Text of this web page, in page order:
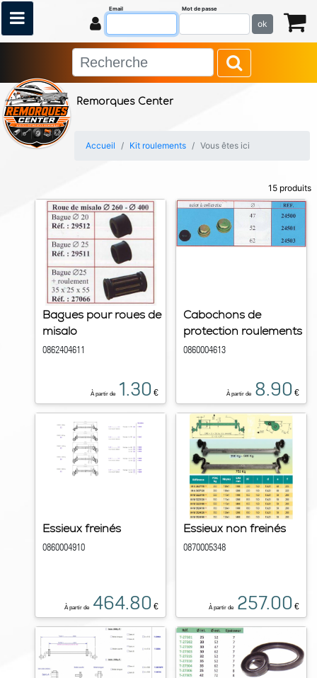
Remorques Center
Email Mot de passe
ok
Accueil Kit roulements Vous êtes ici
15 produits
Bagues pour roues de
misalo
0862404611
À partir de 1.30 €
Cabochons de
protection roulements
0860004613
À partir de 8.90 €
Essieux freinés
0860004910
À partir de 464.80 €
Essieux non freinés
0870005348
À partir de 257.00 €